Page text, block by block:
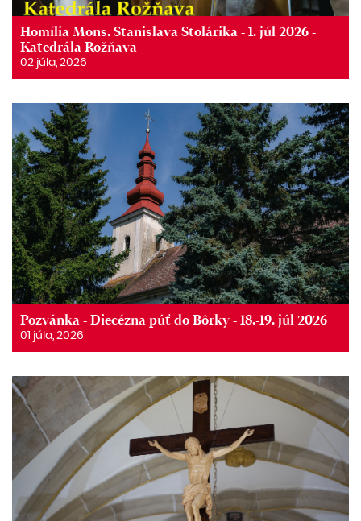
Homília Mons. Stanislava Stolárika - 1. júl 2026 -
Katedrála Rožňava
02 júla, 2026
Pozvánka - Diecézna púť do Bôrky - 18.-19. júl 2026
01 júla, 2026